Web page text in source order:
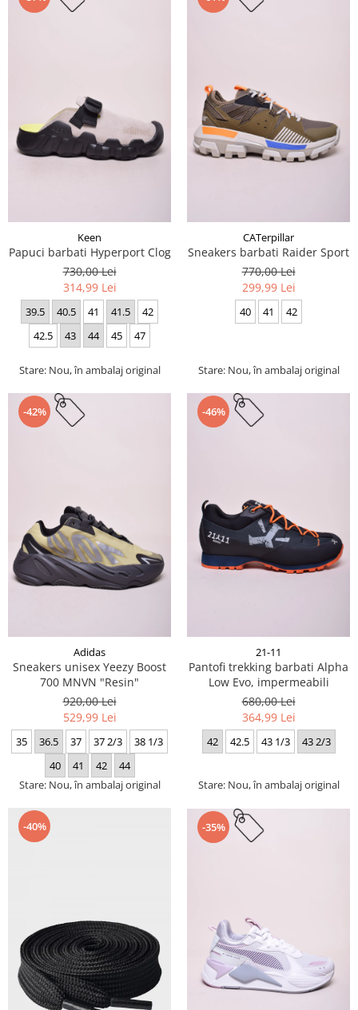
Keen
Papuci barbati Hyperport Clog
730,00 Lei
314,99 Lei
39.5 40.5 41 41.5
42
42.5
43 44 45 47
Stare: Nou, în ambalaj original
CATerpillar
Sneakers barbati Raider Sport
770,00 Lei
299,99 Lei
40 41 42
Stare: Nou, în ambalaj original
-42%
Adidas
Sneakers unisex Yeezy Boost
700 MNVN "Resin"
920,00 Lei
529,99 Lei
35 36.5 37 37 2/3
38 1/3
40
41 42
44
Stare: Nou, în ambalaj original
-46%
21-11
Pantofi trekking barbati Alpha
Low Evo, impermeabili
680,00 Lei
364,99 Lei
42 42.5 43 1/3 43 2/3
Stare: Nou, în ambalaj original
-40% -35%